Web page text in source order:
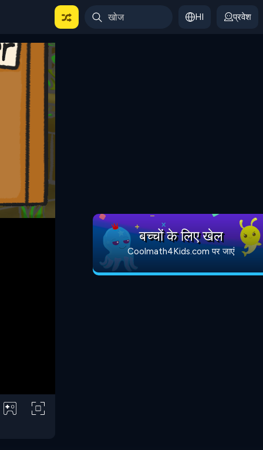
HI प्रवेश
बच्चों के लिए खेल
Coolmath4Kids.com पर जाएं